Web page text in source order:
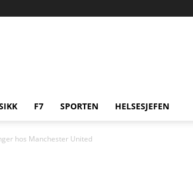
F7 SPORTEN HELSESJEFEN
hos Manchester United